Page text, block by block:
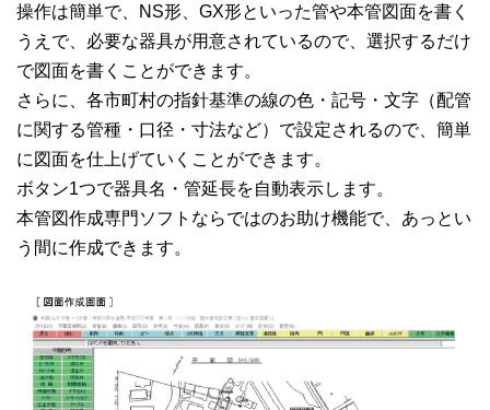
操作は簡単で、NS形、GX形といった管や本管図面を書く
うえで、必要な器具が用意されているので、選択するだけ
で図面を書くことができます。
さらに、各市町村の指針基準の線の色・記号・文字（配管
に関する管種・口径・寸法など）で設定されるので、簡単
に図面を仕上げていくことができます。
ボタン1つで器具名・管延長を自動表示します。
本管図作成専門ソフトならではのお助け機能で、あっとい
う間に作成できます。